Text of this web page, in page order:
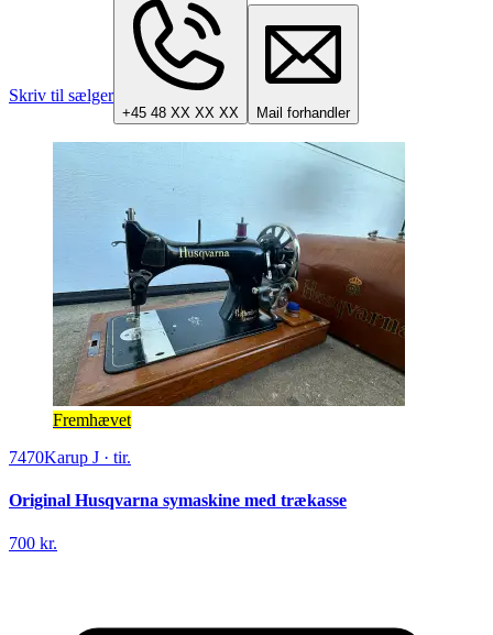
Skriv til sælger
+45 48 XX XX XX Mail forhandler
Fremhævet
7470Karup J · tir.
Original Husqvarna symaskine med trækasse
700 kr.